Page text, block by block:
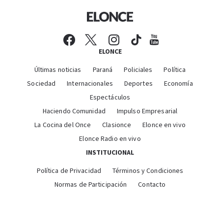
ELONCE
Últimas noticias Paraná Policiales
Política
Sociedad
Internacionales Deportes
Economía
Espectáculos
Haciendo Comunidad
Impulso Empresarial
La Cocina del Once
Clasionce
Elonce en vivo
Elonce Radio en vivo
INSTITUCIONAL
Política de Privacidad
Términos y Condiciones
Normas de Participación
Contacto